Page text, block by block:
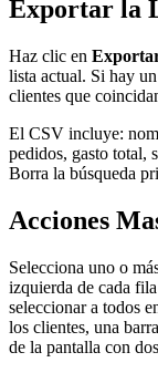
Exportar la
Haz clic en
lista actual. Si hay
clientes que
El CSV incluye:
pedidos, gasto total,
Borra la búsqueda
Acciones
Selecciona uno o
izquierda de cada
seleccionar a todos
los clientes, una
de la pantalla con